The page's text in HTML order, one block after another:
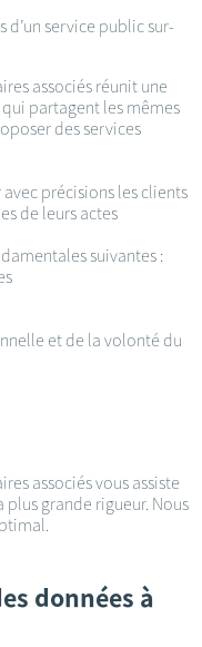
d’un service public sur-
associés réunit une
partagent les mêmes
des services
précisions les clients
de leurs actes
suivantes :
et de la volonté du
associés vous assiste
grande rigueur. Nous
données à